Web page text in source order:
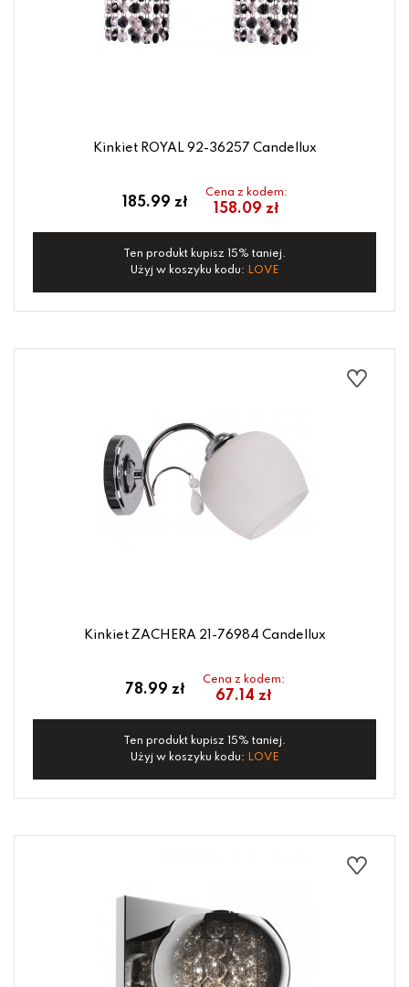
Kinkiet ROYAL 92-36257 Candellux
185.99 zł
Cena z kodem:
158.09 zł
Ten produkt kupisz 15% taniej.
Użyj w koszyku kodu: LOVE
Kinkiet ZACHERA 21-76984 Candellux
78.99 zł
Cena z kodem:
67.14 zł
Ten produkt kupisz 15% taniej.
Użyj w koszyku kodu: LOVE